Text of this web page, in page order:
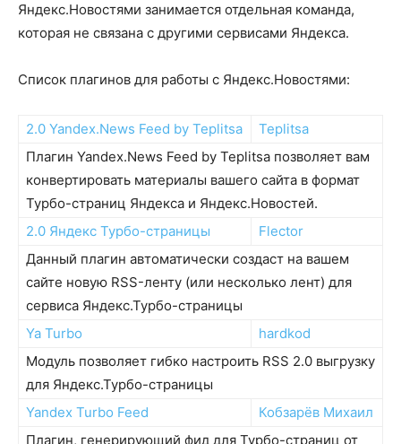
Яндекс.Новостями занимается отдельная команда,
которая не связана с другими сервисами Яндекса.
Список плагинов для работы с Яндекс.Новостями:
2.0 Yandex.News Feed by Teplitsa
Teplitsa
Плагин Yandex.News Feed by Teplitsa позволяет вам
конвертировать материалы вашего сайта в формат
Турбо-страниц Яндекса и Яндекс.Новостей.
2.0 Яндекс Турбо-страницы
Flector
Данный плагин автоматически создаст на вашем
сайте новую RSS-ленту (или несколько лент) для
сервиса Яндекс.Турбо-страницы
Ya Turbo
hardkod
Модуль позволяет гибко настроить RSS 2.0 выгрузку
для Яндекс.Турбо-страницы
Yandex Turbo Feed
Кобзарёв Михаил
Плагин, генерирующий фид для Турбо-страниц от